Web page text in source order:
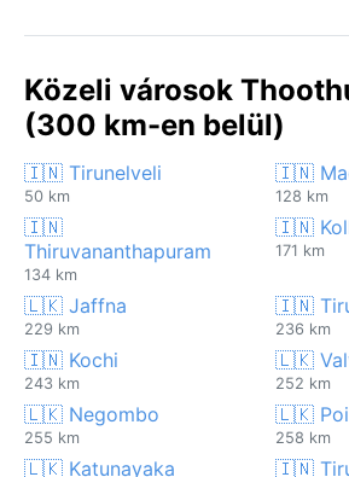
Közeli városok
(300 km-en belül)
🇮🇳 Tirunelveli
50 km
🇮🇳
128 km
🇮🇳
Thiruvananthapuram
134 km
🇮🇳
171 km
🇱🇰 Jaffna
229 km
🇮🇳
236 km
🇮🇳 Kochi
243 km
🇱🇰
252 km
🇱🇰 Negombo
255 km
🇱🇰
258 km
🇱🇰 Katunayaka 🇮🇳